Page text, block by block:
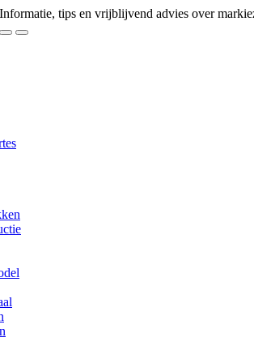
Informatie, tips en vrijblijvend advies over